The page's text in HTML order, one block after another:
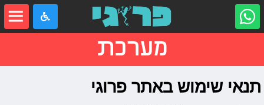
מערכת
תנאי שימוש באתר פרוגי